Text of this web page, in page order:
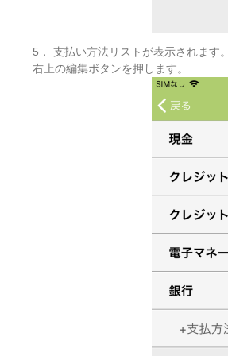
5． 支払い方法リストが表示されます
右上の編集ボタンを押します。